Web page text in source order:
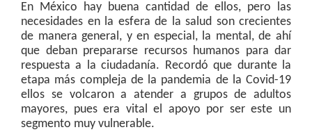
En México hay buena cantidad de ellos, pero las
necesidades en la esfera de la salud son crecientes
de manera general, y en especial, la mental, de ahí
que deban prepararse recursos humanos para dar
respuesta a la ciudadanía. Recordó que durante la
etapa más compleja de la pandemia de la Covid-19
ellos se volcaron a atender a grupos de adultos
mayores, pues era vital el apoyo por ser este un
segmento muy vulnerable.